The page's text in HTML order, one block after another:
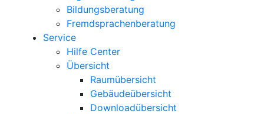
Bildungsberatung
Fremdsprachenberatung
Service
Hilfe Center
Übersicht
Raumübersicht
Gebäudeübersicht
Downloadübersicht